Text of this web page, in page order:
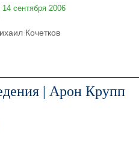
14 сентября 2006
Кочетков
| Арoн Крупп